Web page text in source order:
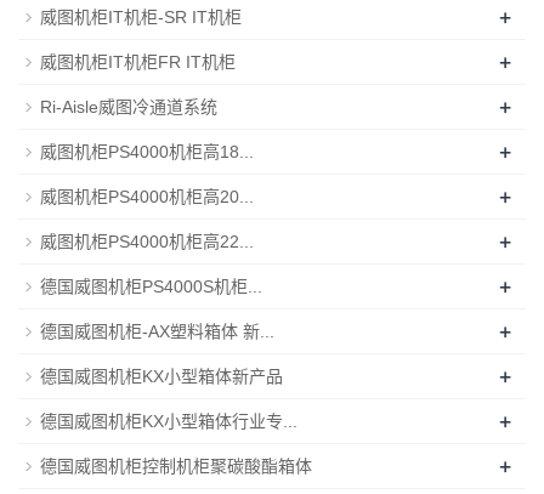
威图机柜IT机柜-SR IT机柜 +
威图机柜IT机柜FR IT机柜 +
Ri-Aisle威图冷通道系统 +
威图机柜PS4000机柜高18... +
威图机柜PS4000机柜高20... +
威图机柜PS4000机柜高22... +
德国威图机柜PS4000S机柜... +
德国威图机柜-AX塑料箱体 新... +
德国威图机柜KX小型箱体新产品 +
德国威图机柜KX小型箱体行业专... +
德国威图机柜控制机柜聚碳酸酯箱体 +